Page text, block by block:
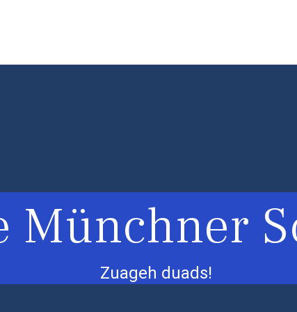
Münchner
Zuageh duads!